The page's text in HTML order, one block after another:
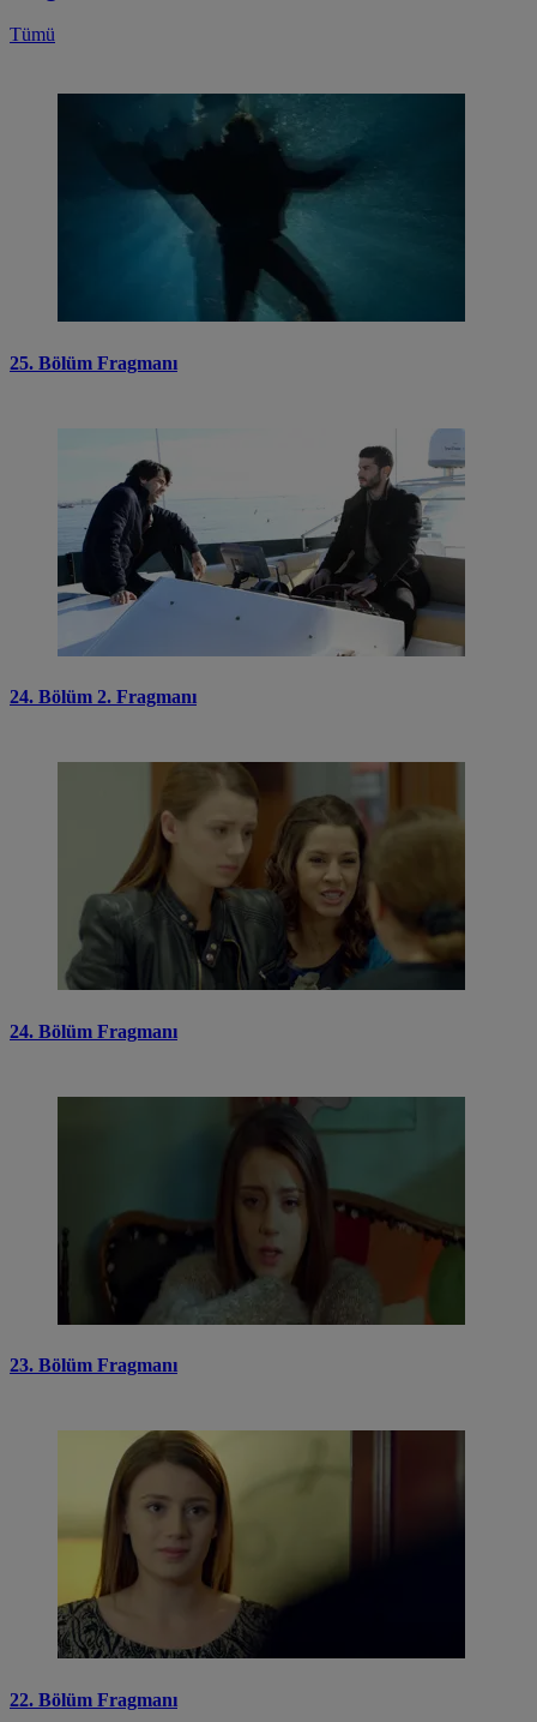
Tümü
25. Bölüm Fragmanı
24. Bölüm 2. Fragmanı
24. Bölüm Fragmanı
23. Bölüm Fragmanı
22. Bölüm Fragmanı